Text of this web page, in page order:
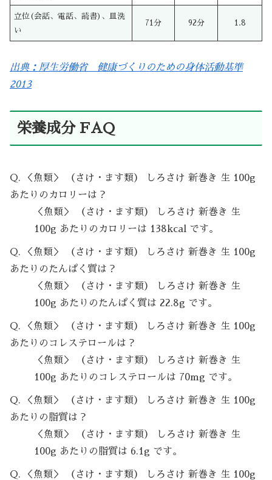
立位(会話、電話、読書)、皿洗
い
71分 92分 1.8
出典：厚生労働省 健康づくりのための身体活動基準
2013
栄養成分 FAQ
Q. ＜魚類＞ （さけ・ます類） しろさけ 新巻き 生 100g
あたりのカロリーは？
＜魚類＞ （さけ・ます類） しろさけ 新巻き 生
100g あたりのカロリーは 138kcal です。
Q. ＜魚類＞ （さけ・ます類） しろさけ 新巻き 生 100g
あたりのたんぱく質は？
＜魚類＞ （さけ・ます類） しろさけ 新巻き 生
100g あたりのたんぱく質は 22.8g です。
Q. ＜魚類＞ （さけ・ます類） しろさけ 新巻き 生 100g
あたりのコレステロールは？
＜魚類＞ （さけ・ます類） しろさけ 新巻き 生
100g あたりのコレステロールは 70mg です。
Q. ＜魚類＞ （さけ・ます類） しろさけ 新巻き 生 100g
あたりの脂質は？
＜魚類＞ （さけ・ます類） しろさけ 新巻き 生
100g あたりの脂質は 6.1g です。
Q. ＜魚類＞ （さけ・ます類） しろさけ 新巻き 生 100g